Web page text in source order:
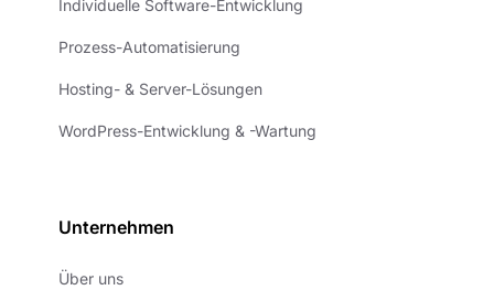
Individuelle Software-Entwicklung
Prozess-Automatisierung
Hosting- & Server-Lösungen
WordPress-Entwicklung & -Wartung
Unternehmen
Über uns